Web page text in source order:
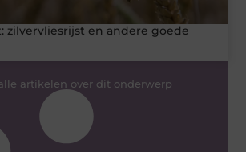
zilvervliesrijst en andere goede
artikelen over dit onderwerp